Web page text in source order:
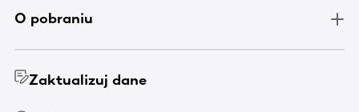
O pobraniu
Zaktualizuj dane